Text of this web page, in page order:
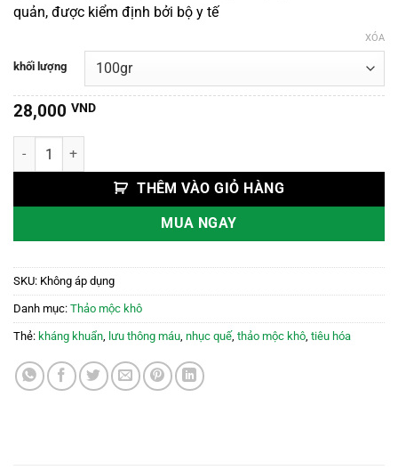
quản, được kiểm định bởi bộ y tế
khối lượng
XÓA
28,000 VND
Nhục Quế số lượng
THÊM VÀO GIỎ HÀNG
MUA NGAY
SKU: Không áp dụng
Danh mục: Thảo mộc khô
Thẻ: kháng khuẩn lưu thông máu nhục quế thảo mộc khô tiêu hóa